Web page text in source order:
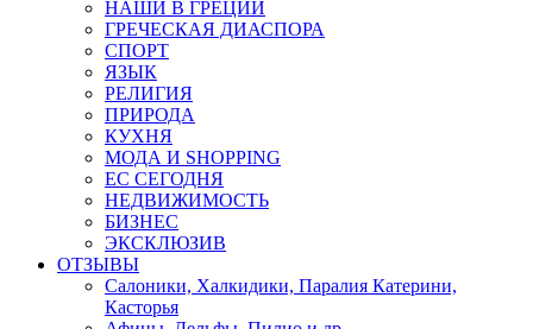
НАШИ В ГРЕЦИИ
ГРЕЧЕСКАЯ ДИАСПОРА
СПОРТ
ЯЗЫК
РЕЛИГИЯ
ПРИРОДА
КУХНЯ
МОДА И SHOPPING
ЕС СЕГОДНЯ
НЕДВИЖИМОСТЬ
БИЗНЕС
ЭКСКЛЮЗИВ
ОТЗЫВЫ
Салоники, Халкидики, Паралия Катерини,
Касторья